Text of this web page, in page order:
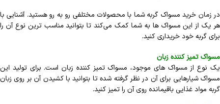
در زمان خرید مسواک گربه شما با محصولات مختلفی رو به رو هستید. آشنایی با
هر یک از این مسواک ها به شما کمک می‌کند تا بتوانید مناسب ترین نوع آن را
برای گربه خود خریداری کنید.
مسواک تمیز کننده زبان
یک نوع از مسواک های موجود، مسواک تمیز کننده زبان است. برای تولید این
مسواک شیارهایی برای آن در نظر گرفته شده تا بتوانید با کشیدن آن بر روی زبان
گربه مواد غذایی باقیمانده روی آن را تمیز کنید.